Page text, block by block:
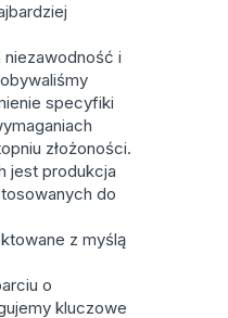
i
specyfiki
złożoności.
jest produkcja
do
z myślą
o
kluczowe